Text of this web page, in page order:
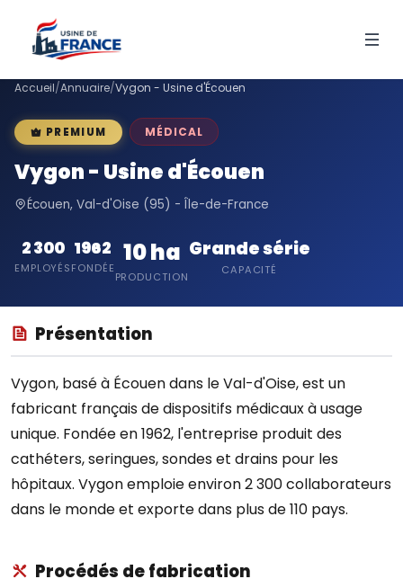
Accueil/Annuaire/Vygon - Usine d'Écouen
PREMIUM MÉDICAL
Vygon - Usine d'Écouen
Écouen, Val-d'Oise (95) - Île-de-France
2 300
EMPLOYÉS
1962
FONDÉE
10 ha
PRODUCTION
Grande série
CAPACITÉ
Présentation
Vygon, basé à Écouen dans le Val-d'Oise, est un
fabricant français de dispositifs médicaux à usage
unique. Fondée en 1962, l'entreprise produit des
cathéters, seringues, sondes et drains pour les
hôpitaux. Vygon emploie environ 2 300 collaborateurs
dans le monde et exporte dans plus de 110 pays.
Procédés de fabrication